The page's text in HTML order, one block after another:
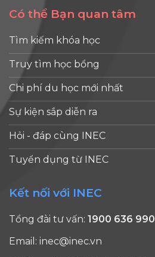
Có thể Bạn quan tâm
Tìm kiếm khóa học
Truy tìm học bổng
Chi phí du học mới nhất
Sự kiện sắp diễn ra
Hỏi - đáp cùng INEC
Tuyển dụng từ INEC
Kết nối với INEC
Tổng đài tư vấn: 1900 636 990
Email: inec@inec.vn